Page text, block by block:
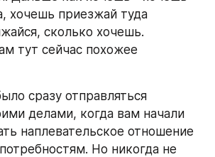
хочешь приезжай туда
сколько хочешь.
тут сейчас похожее
сразу отправляться
делами, когда вам начали
наплевательское отношение
Но никогда не